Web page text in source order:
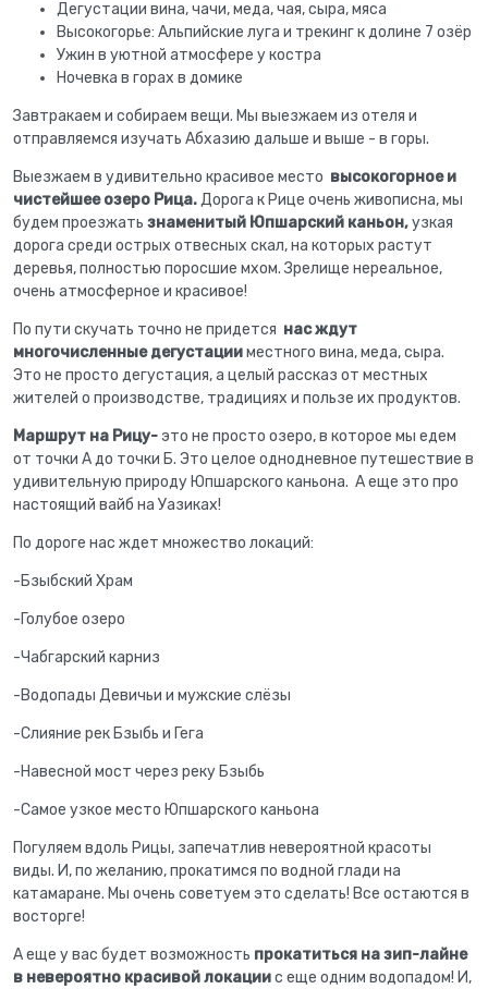
Дегустации вина, чачи, меда, чая, сыра, мяса
Высокогорье: Альпийские луга и трекинг к долине 7 озёр
Ужин в уютной атмосфере у костра
Ночевка в горах в домике
Завтракаем и собираем вещи. Мы выезжаем из отеля и
отправляемся изучать Абхазию дальше и выше - в горы.
Выезжаем в удивительно красивое место высокогорное и
чистейшее озеро Рица.Дорога к Рице очень живописна, мы
будем проезжать знаменитый Юпшарский каньон,узкая
дорога среди острых отвесных скал, на которых растут
деревья, полностью поросшие мхом. Зрелище нереальное,
очень атмосферное и красивое!
По пути скучать точно не придется нас ждут
многочисленные дегустацииместного вина, меда, сыра.
Это не просто дегустация, а целый рассказ от местных
жителей о производстве, традициях и пользе их продуктов.
Маршрут на Рицу-это не просто озеро, в которое мы едем
от точки А до точки Б. Это целое однодневное путешествие в
удивительную природу Юпшарского каньона. А еще это про
настоящий вайб на Уазиках!
По дороге нас ждет множество локаций:
-Бзыбский Храм
-Голубое озеро
-Чабгарский карниз
-Водопады Девичьи и мужские слёзы
-Слияние рек Бзыбь и Гега
-Навесной мост через реку Бзыбь
-Самое узкое место Юпшарского каньона
Погуляем вдоль Рицы, запечатлив невероятной красоты
виды. И, по желанию, прокатимся по водной глади на
катамаране. Мы очень советуем это сделать! Все остаются в
восторге!
А еще у вас будет возможность прокатиться на зип-лайне
в невероятно красивой локациис еще одним водопадом! И,